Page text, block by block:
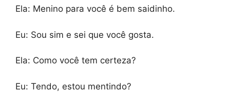
Ela: Menino para você é bem saidinho.
Eu: Sou sim e sei que você gosta.
Ela: Como você tem certeza?
Eu: Tendo, estou mentindo?